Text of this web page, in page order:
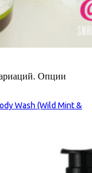
Опции
Wash (Wild Mint &